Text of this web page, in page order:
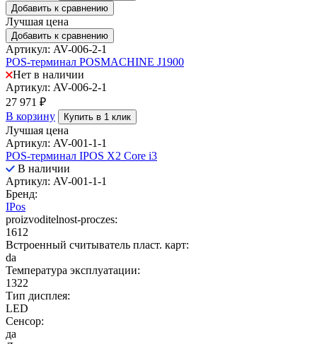
Добавить к сравнению
Лучшая цена
Добавить к сравнению
Артикул: AV-006-2-1
POS-терминал POSMACHINE J1900
Нет в наличии
Артикул: AV-006-2-1
27 971 ₽
В корзину
Купить в 1 клик
Лучшая цена
Артикул: AV-001-1-1
POS-терминал IPOS X2 Core i3
В наличии
Артикул: AV-001-1-1
Бренд:
IPos
proizvoditelnost-proczes:
1612
Встроенный считыватель пласт. карт:
da
Температура эксплуатации:
1322
Тип дисплея:
LED
Сенсор:
да